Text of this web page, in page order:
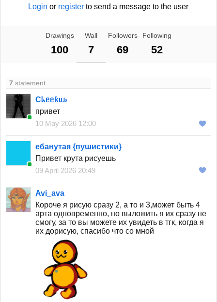
Login or register to send a message to the user
Drawings
100
Wall
7
Followers
69
Following
52
7 statement
Cᖾᥱᥱƙɩᥙ⳽
привет
10 May 2026 12:00
ебанутая {ᴨуɯиᴄᴛиᴋи}
Привет крута рисуешь
09 April 2026 20:49
Avi_ava
Короче я рисую сразу 2, а то и 3,может быть 4
арта одновременно, но выложить я их сразу не
смогу, за то вы можете их увидеть в тгк, когда я
их дорисую, спасибо что со мной